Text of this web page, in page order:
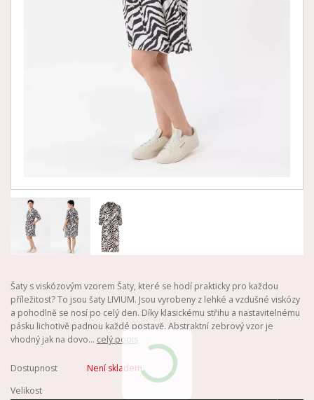
Šaty s viskózovým vzorem Šaty, které se hodí prakticky pro každou
příležitost? To jsou šaty LIVIUM. Jsou vyrobeny z lehké a vzdušné viskózy
a pohodlně se nosí po celý den. Díky klasickému střihu a nastavitelnému
pásku lichotivě padnou každé postavě. Abstraktní zebrový vzor je
vhodný jak na dovo... celý popis
Dostupnost
Není skladem
Velikost